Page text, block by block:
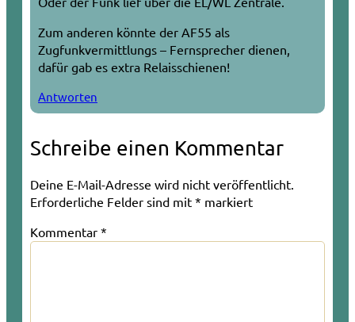
Zum anderen könnte der AF55 als
Zugfunkvermittlungs – Fernsprecher dienen,
dafür gab es extra Relaisschienen!
Antworten
Schreibe einen Kommentar
Deine E-Mail-Adresse wird nicht veröffentlicht.
Erforderliche Felder sind mit * markiert
Kommentar *